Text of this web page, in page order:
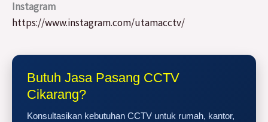
Instagram
https://www.instagram.com/utamacctv/
Butuh Jasa Pasang CCTV
Cikarang?
Konsultasikan kebutuhan CCTV untuk rumah, kantor,